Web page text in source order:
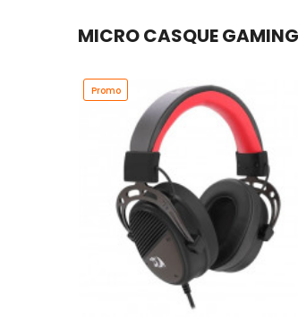
MICRO CASQUE
Promo